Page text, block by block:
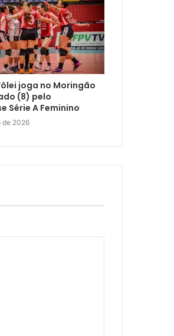
joga no Moringão
(8) pelo
Série A Feminino
de 2026